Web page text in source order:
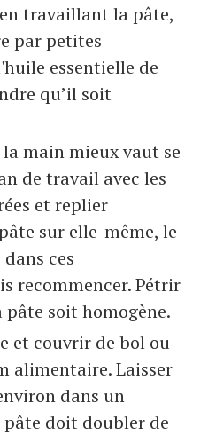
travaillant la pâte,
par petites
essentielle de
qu’il soit
la main mieux vaut se
de travail avec les
et replier
sur elle-même, le
dans ces
recommencer. Pétrir
pâte soit homogène.
et couvrir de bol ou
alimentaire. Laisser
dans un
doit doubler de